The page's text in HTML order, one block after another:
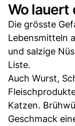
Wo lauert
Die grösste
Lebensmitteln
und salzige
Liste.
Auch Wurst,
Katzen.
Geschmack